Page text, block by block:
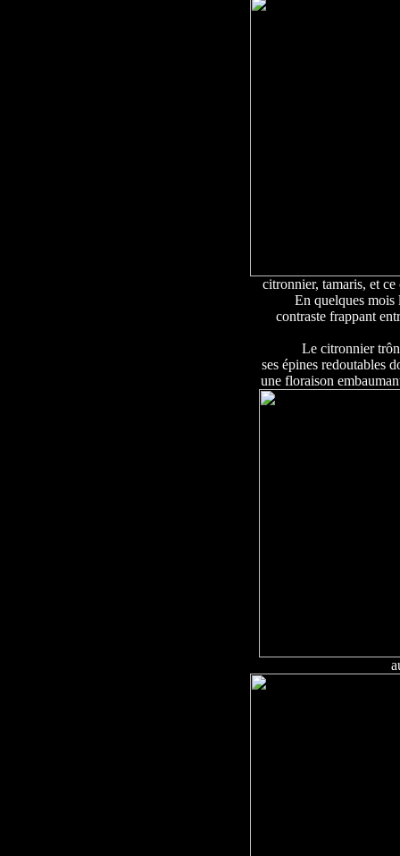
citronnier, tamaris, et
En quelques mois
contraste frappant
Le citronnier
ses épines redoutables
une floraison